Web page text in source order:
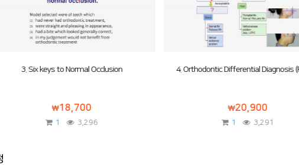
to Normal Occlusion
3,296
4. Orthodontic Differential Diagnosis (Part 2)
3,291